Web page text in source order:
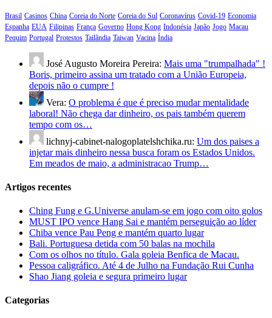
Brasil Casinos China Coreia do Norte Coreia do Sul Coronavírus Covid-19 Economia
Espanha EUA Filipinas França Governo Hong Kong Indonésia Japão Jogo Macau
Pequim Portugal Protestos Tailândia Taiwan Vacina Índia
José Augusto Moreira Pereira: Mais uma "trumpalhada" !
Boris, primeiro assina um tratado com a União Europeia,
depois não o cumpre !
Vera: O problema é que é preciso mudar mentalidade
laboral! Não chega dar dinheiro, os pais também querem
tempo com os…
lichnyj-cabinet-nalogoplatelshchika.ru: Um dos paises a
injetar mais dinheiro nessa busca foram os Estados Unidos.
Em meados de maio, a administracao Trump…
Artigos recentes
Ching Fung e G.Universe anulam-se em jogo com oito golos
MUST IPO vence Hang Sai e mantém perseguição ao líder
Chiba vence Pau Peng e mantém quarto lugar
Bali. Portuguesa detida com 50 balas na mochila
Com os olhos no título. Gala goleia Benfica de Macau.
Pessoa caligráfico. Até 4 de Julho na Fundação Rui Cunha
Shao Jiang goleia e segura primeiro lugar
Categorias